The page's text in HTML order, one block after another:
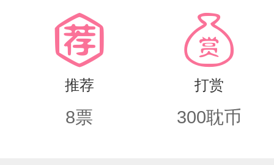
推荐
8票
打赏
300耽币